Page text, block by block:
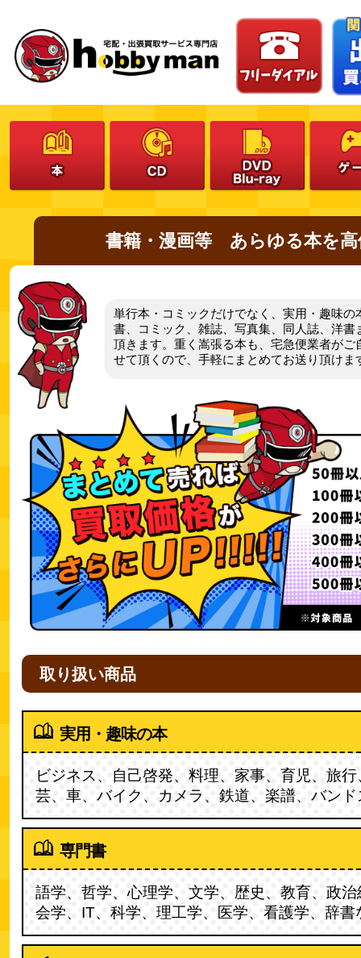
書籍・漫画等 あらゆる本を高
単行本・コミックだけでなく、実用・趣味の
書、コミック、雑誌、写真集、同人誌、洋書
頂きます。重く嵩張る本も、宅急便業者がご
せて頂くので、手軽にまとめてお送り頂けま
取り扱い商品
実用・趣味の本
ビジネス、自己啓発、料理、家事、育児、旅
芸、車、バイク、カメラ、鉄道、楽譜、バン
専門書
語学、哲学、心理学、文学、歴史、教育、政
会学、IT、科学、理工学、医学、看護学、辞書